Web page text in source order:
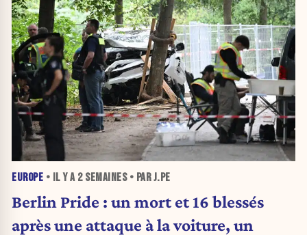
EUROPE • IL Y A 2 SEMAINES• PAR J.PE
Berlin Pride : un mort et 16 blessés
après une attaque à la voiture, un